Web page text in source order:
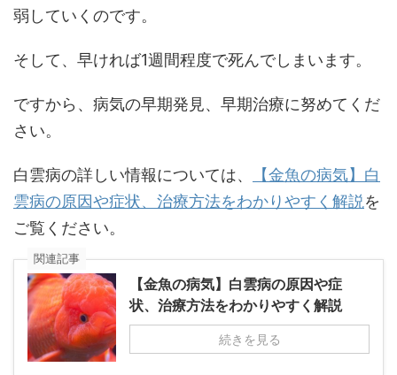
弱していくのです。
そして、早ければ1週間程度で死んでしまいます。
ですから、病気の早期発見、早期治療に努めてくだ
さい。
白雲病の詳しい情報については、
【金魚の病気】白
雲病の原因や症状、治療方法をわかりやすく解説を
ご覧ください。
関連記事
【金魚の病気】白雲病の原因や症
状、治療方法をわかりやすく解説
続きを見る